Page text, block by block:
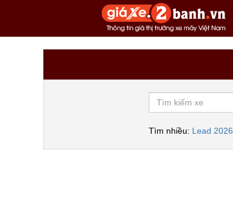
Tìm nhiều: Lead 2026